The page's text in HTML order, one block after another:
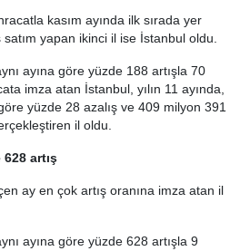
kasım ayında ilk sırada yer
satım yapan ikinci il ise İstanbul oldu.
ayına göre yüzde 188 artışla 70
imza atan İstanbul, yılın 11 ayında,
yüzde 28 azalış ve 409 milyon 391
il oldu.
artış
ay en çok artış oranına imza atan il
ayına göre yüzde 628 artışla 9